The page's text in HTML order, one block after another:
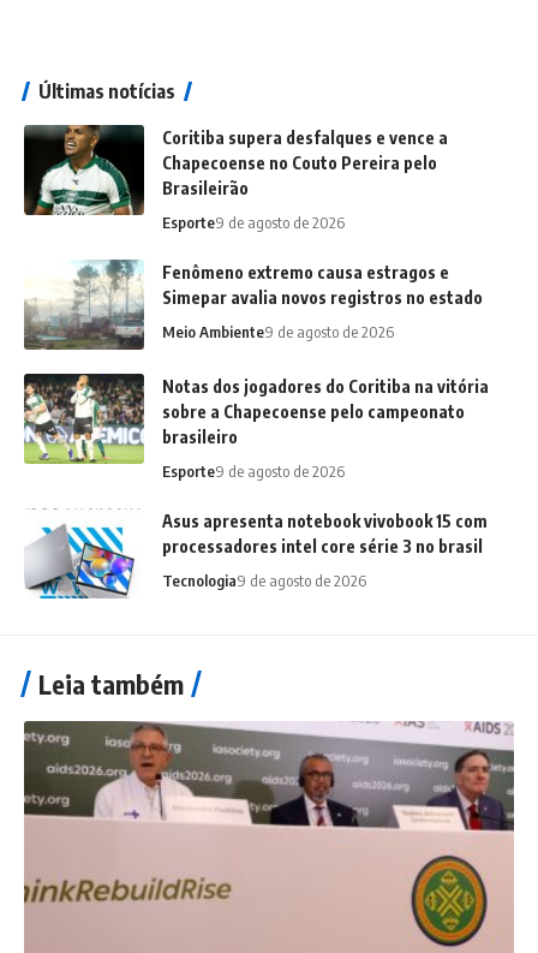
Últimas notícias
Coritiba supera desfalques e vence a
Chapecoense no Couto Pereira pelo
Brasileirão
Esporte9 de agosto de 2026
Fenômeno extremo causa estragos e
Simepar avalia novos registros no estado
Meio Ambiente9 de agosto de 2026
Notas dos jogadores do Coritiba na vitória
sobre a Chapecoense pelo campeonato
brasileiro
Esporte9 de agosto de 2026
Asus apresenta notebook vivobook 15 com
processadores intel core série 3 no brasil
Tecnologia9 de agosto de 2026
Leia também